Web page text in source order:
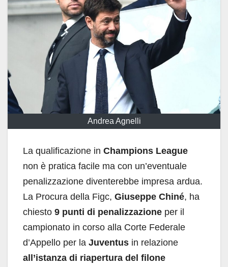
Andrea Agnelli
La qualificazione in Champions League
non è pratica facile ma con un’eventuale
penalizzazione diventerebbe impresa ardua.
La Procura della Figc, Giuseppe Chiné, ha
chiesto 9 punti di penalizzazione per il
campionato in corso alla Corte Federale
d’Appello per la Juventus in relazione
all’istanza di riapertura del filone